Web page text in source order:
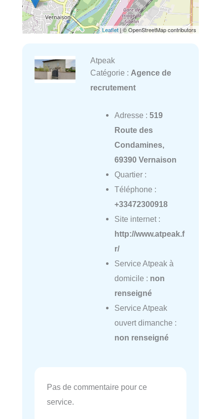
Leaflet | © OpenStreetMap contributors
Atpeak
Catégorie : Agence de
recrutement
Adresse : 519
Route des
Condamines,
69390 Vernaison
Quartier :
Téléphone :
+33472300918
Site internet :
http://www.atpeak.f
r/
Service Atpeak à
domicile : non
renseigné
Service Atpeak
ouvert dimanche :
non renseigné
Pas de commentaire pour ce
service.